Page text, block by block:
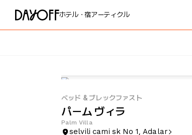
ホテル・宿アーティクル
ベッド & ブレックファスト
パーム ヴィラ
Palm Villa
selvili cami sk No 1, Adalar